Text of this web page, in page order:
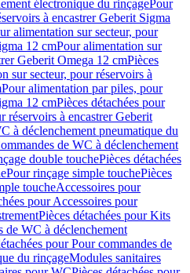
électronique du rinçagePour
à encastrer Geberit Sigma
alimentation sur secteur, pour
12 cmPour alimentation sur
Geberit Omega 12 cmPièces
sur secteur, pour réservoirs à
Pour alimentation par piles, pour
12 cmPièces détachées pour
réservoirs à encastrer Geberit
à déclenchement pneumatique du
de WC à déclenchement
double touchePièces détachées
Pour rinçage simple touchePièces
toucheAccessoires pour
pour Accessoires pour
Pièces détachées pour Kits
de WC à déclenchement
pour Pour commandes de
du rinçageModules sanitaires